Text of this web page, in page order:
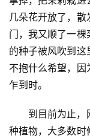
几朵花开放了，
门，我又顺了一
的种子被风吹到
不抱什么希望，
乍到时。
到目前为止，
种植物，大多数时